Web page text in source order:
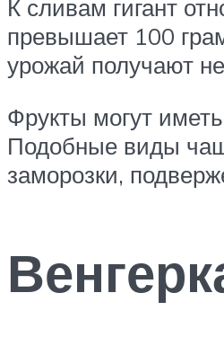
К сливам гигант
превышает 100
урожай получают
Фрукты могут
Подобные виды
заморозки,